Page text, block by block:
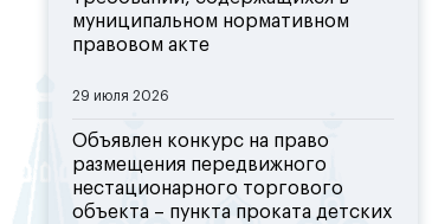
муниципальном нормативном
правовом акте
29 июля 2026
Объявлен конкурс на право
размещения передвижного
нестационарного торгового
объекта – пункта проката детских